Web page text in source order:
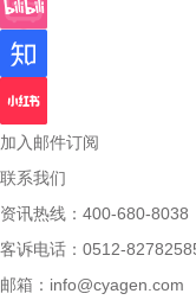
加入邮件订阅
联系我们
资讯热线：400-680-8038
客诉电话：0512-
邮箱： info@cyagen.com